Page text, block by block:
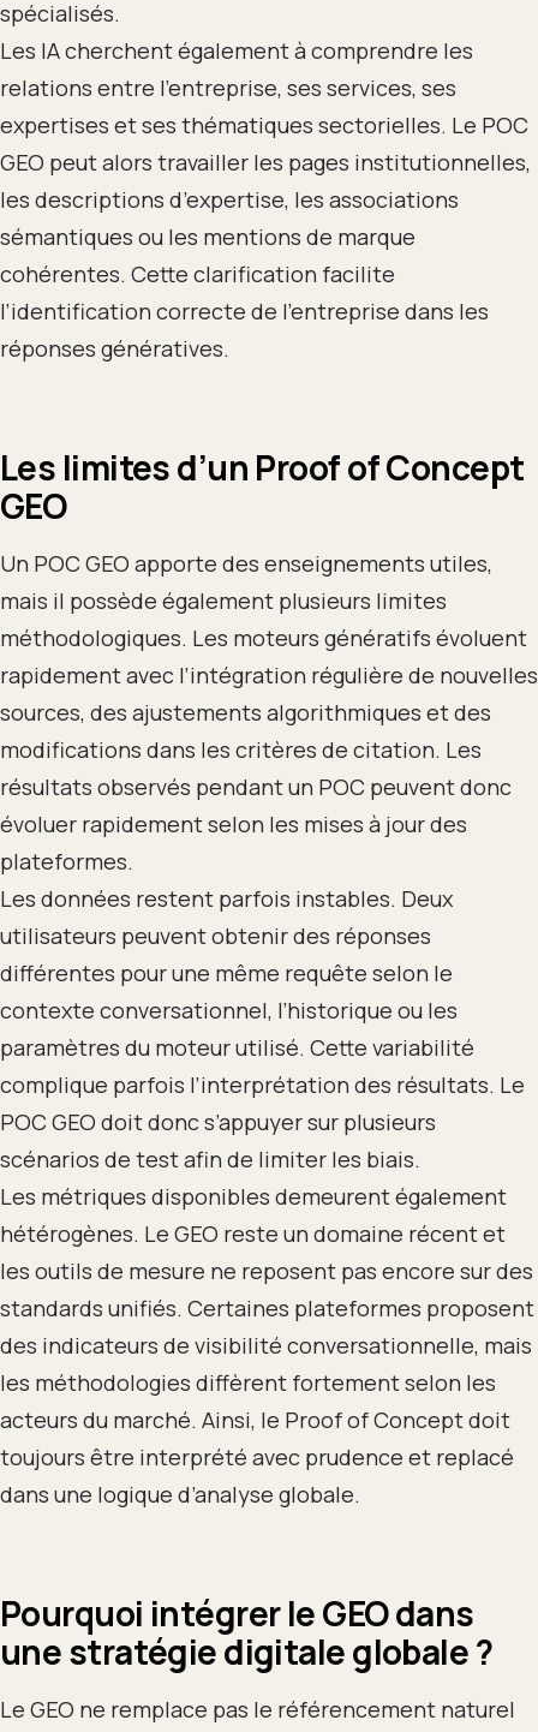
spécialisés.
Les IA cherchent également à comprendre les
relations entre l’entreprise, ses services, ses
expertises et ses thématiques sectorielles. Le POC
GEO peut alors travailler les pages institutionnelles,
les descriptions d’expertise, les associations
sémantiques ou les mentions de marque
cohérentes. Cette clarification facilite
l’identification correcte de l’entreprise dans les
réponses génératives.
Les limites d’un Proof of Concept
GEO
Un POC GEO apporte des enseignements utiles,
mais il possède également plusieurs limites
méthodologiques. Les moteurs génératifs évoluent
rapidement avec l’intégration régulière de nouvelles
sources, des ajustements algorithmiques et des
modifications dans les critères de citation. Les
résultats observés pendant un POC peuvent donc
évoluer rapidement selon les mises à jour des
plateformes.
Les données restent parfois instables. Deux
utilisateurs peuvent obtenir des réponses
différentes pour une même requête selon le
contexte conversationnel, l’historique ou les
paramètres du moteur utilisé. Cette variabilité
complique parfois l’interprétation des résultats. Le
POC GEO doit donc s’appuyer sur plusieurs
scénarios de test afin de limiter les biais.
Les métriques disponibles demeurent également
hétérogènes. Le GEO reste un domaine récent et
les outils de mesure ne reposent pas encore sur des
standards unifiés. Certaines plateformes proposent
des indicateurs de visibilité conversationnelle, mais
les méthodologies diffèrent fortement selon les
acteurs du marché. Ainsi, le Proof of Concept doit
toujours être interprété avec prudence et replacé
dans une logique d’analyse globale.
Pourquoi intégrer le GEO dans
une stratégie digitale globale ?
Le GEO ne remplace pas le référencement naturel